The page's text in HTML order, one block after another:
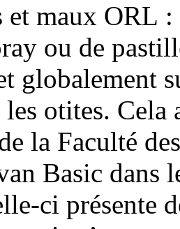
et maux ORL
ou de
globalement
otites. Cela
la Faculté
Basic dans
ci présente